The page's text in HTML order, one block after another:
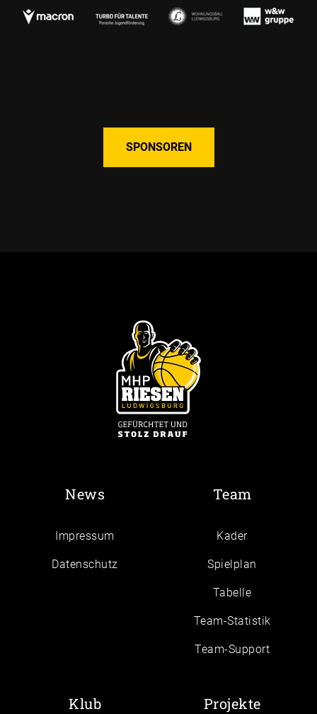
SPONSOREN
News
Impressum
Daten­schutz
Team
Kader
Spielplan
Tabelle
Team-Statistik
Team-Support
Klub Projekte